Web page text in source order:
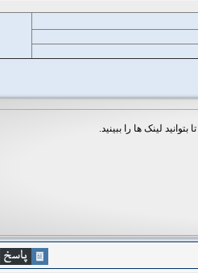
تا بتوانید لینک ها را ببینید.